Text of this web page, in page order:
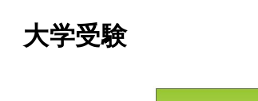
大学受験